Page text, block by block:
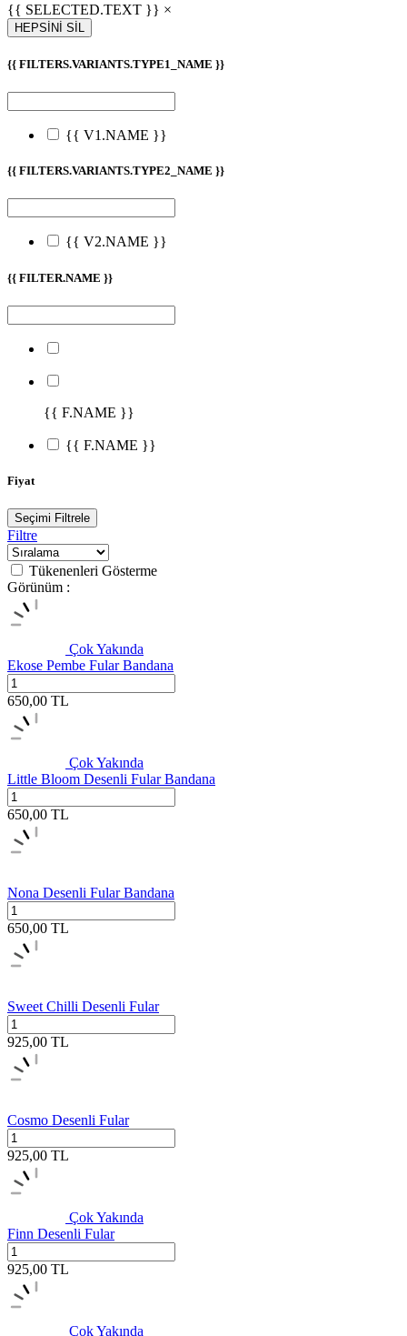
{{ SELECTED.TEXT }} ×
HEPSİNİ SİL
{{ FILTERS.VARIANTS.TYPE1_NAME }}
{{ V1.NAME }}
{{ FILTERS.VARIANTS.TYPE2_NAME }}
{{ V2.NAME }}
{{ FILTER.NAME }}
{{ F.NAME }}
{{ F.NAME }}
Fiyat
Seçimi Filtrele
Filtre
Tükenenleri Gösterme
Görünüm :
Çok Yakında
Ekose Pembe Fular Bandana
650,00 TL
Çok Yakında
Little Bloom Desenli Fular Bandana
650,00 TL
Nona Desenli Fular Bandana
650,00 TL
Sweet Chilli Desenli Fular
925,00 TL
Cosmo Desenli Fular
925,00 TL
Çok Yakında
Finn Desenli Fular
925,00 TL
Çok Yakında